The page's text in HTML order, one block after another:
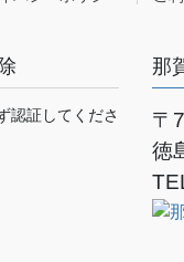
認証してくださ
那
〒
徳